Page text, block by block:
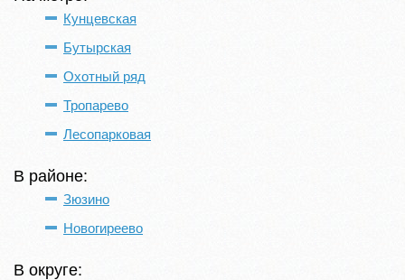
Кунцевская
Бутырская
Охотный ряд
Тропарево
Лесопарковая
В районе:
Зюзино
Новогиреево
В округе: